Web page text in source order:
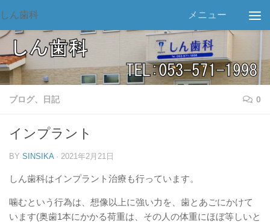
しん歯科 メニュー
ブログ、日記 0
インプラント
BY SINSIKA · 2021年2月21日
しん歯科はインプラント治療も行っています。
噛むという行為は、想像以上に強い力を、歯とあごにかけて
います(奥歯1本にかかる荷重は、その人の体重にほぼ等しいと